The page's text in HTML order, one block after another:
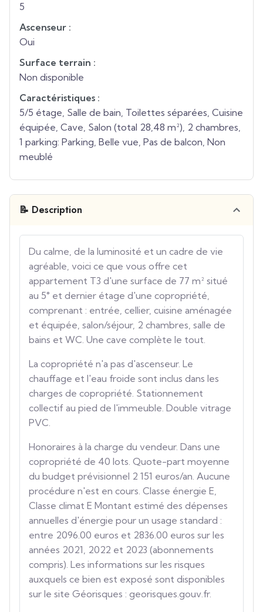
5
Ascenseur :
Oui
Surface terrain :
Non disponible
Caractéristiques :
5/5 étage, Salle de bain, Toilettes séparées, Cuisine
équipée, Cave, Salon (total 28,48 m²), 2 chambres,
1 parking: Parking, Belle vue, Pas de balcon, Non
meublé
📝 Description
Du calme, de la luminosité et un cadre de vie
agréable, voici ce que vous offre cet
appartement T3 d'une surface de 77 m² situé
au 5° et dernier étage d'une copropriété,
comprenant : entrée, cellier, cuisine aménagée
et équipée, salon/séjour, 2 chambres, salle de
bains et WC. Une cave complète le tout.
La copropriété n'a pas d'ascenseur. Le
chauffage et l'eau froide sont inclus dans les
charges de copropriété. Stationnement
collectif au pied de l'immeuble. Double vitrage
PVC.
Honoraires à la charge du vendeur. Dans une
copropriété de 40 lots. Quote-part moyenne
du budget prévisionnel 2 151 euros/an. Aucune
procédure n'est en cours. Classe énergie E,
Classe climat E Montant estimé des dépenses
annuelles d'énergie pour un usage standard :
entre 2096.00 euros et 2836.00 euros sur les
années 2021, 2022 et 2023 (abonnements
compris). Les informations sur les risques
auxquels ce bien est exposé sont disponibles
sur le site Géorisques : georisques.gouv.fr.